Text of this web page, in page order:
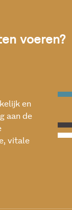
voeren?
en
aan de
vitale